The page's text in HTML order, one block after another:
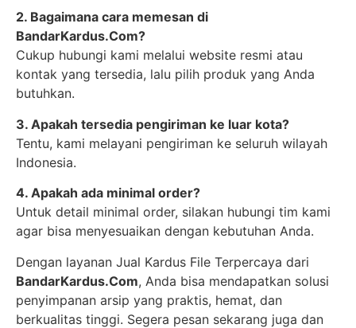
2. Bagaimana cara memesan di
BandarKardus.Com?
Cukup hubungi kami melalui website resmi atau
kontak yang tersedia, lalu pilih produk yang Anda
butuhkan.
3. Apakah tersedia pengiriman ke luar kota?
Tentu, kami melayani pengiriman ke seluruh wilayah
Indonesia.
4. Apakah ada minimal order?
Untuk detail minimal order, silakan hubungi tim kami
agar bisa menyesuaikan dengan kebutuhan Anda.
Dengan layanan Jual Kardus File Terpercaya dari
BandarKardus.Com, Anda bisa mendapatkan solusi
penyimpanan arsip yang praktis, hemat, dan
berkualitas tinggi. Segera pesan sekarang juga dan